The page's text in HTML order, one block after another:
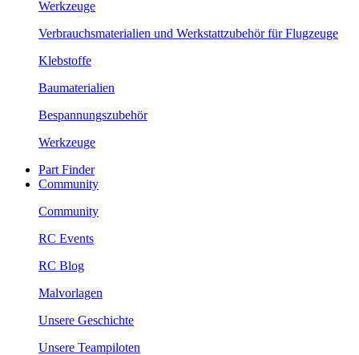
Werkzeuge
Verbrauchsmaterialien und Werkstattzubehör für Flugzeuge
Klebstoffe
Baumaterialien
Bespannungszubehör
Werkzeuge
Part Finder
Community
Community
RC Events
RC Blog
Malvorlagen
Unsere Geschichte
Unsere Teampiloten